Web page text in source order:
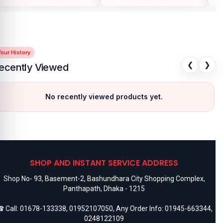
History
Viewed ❮ ❯
No recently viewed products yet.
SHOP AND INSTANT SERVICE ADDRESS
Shop No- 93, Basement-2, Bashundhara City Shopping Complex,
Panthapath, Dhaka - 1215
Call: 01678-133338, 01952107050, Any Order Info: 01945-663344,
0248122109